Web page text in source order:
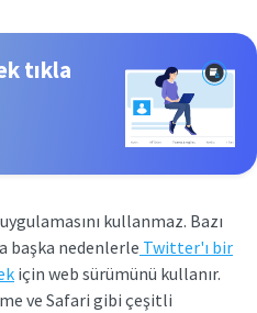
tıkla
kullanmaz. Bazı
başka nedenlerle Twitter'ı bir
için web sürümünü kullanır.
ve Safari gibi çeşitli